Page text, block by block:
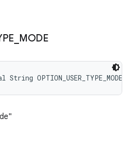
MODE
OPTION_USER_TYPE_MODE